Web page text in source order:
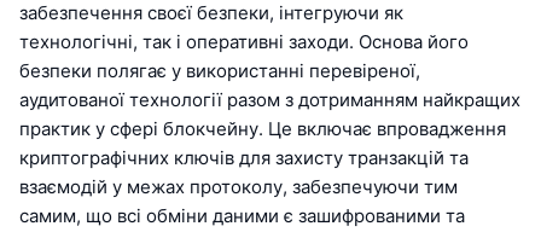
забезпечення своєї безпеки, інтегруючи як
технологічні, так і оперативні заходи. Основа його
безпеки полягає у використанні перевіреної,
аудитованої технології разом з дотриманням найкращих
практик у сфері блокчейну. Це включає впровадження
криптографічних ключів для захисту транзакцій та
взаємодій у межах протоколу, забезпечуючи тим
самим, що всі обміни даними є зашифрованими та